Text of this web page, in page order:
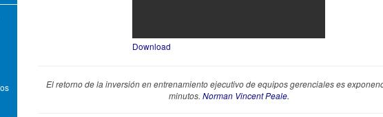
Download
El retorno de la inversión en entrenamiento ejecutivo de equipos gerenciales es
minutos. Norman Vincent Peale.